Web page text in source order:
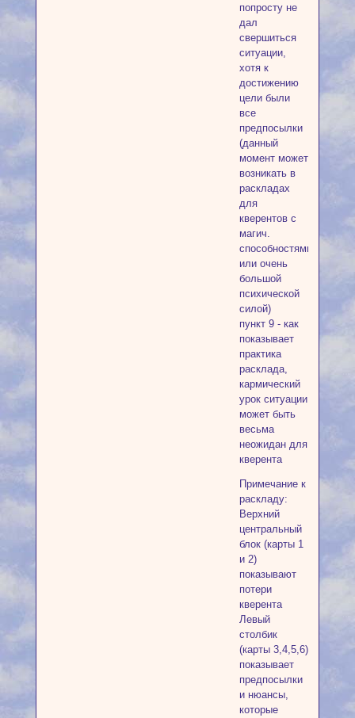
попросту не
дал
свершиться
ситуации,
хотя к
достижению
цели были
все
предпосылки
(данный
момент может
возникать в
раскладах
для
кверентов с
магич.
способностями
или очень
большой
психической
силой)
пункт 9 - как
показывает
практика
расклада,
кармический
урок ситуации
может быть
весьма
неожидан для
кверента
Примечание к
раскладу:
Верхний
центральный
блок (карты 1
и 2)
показывают
потери
кверента
Левый
столбик
(карты 3,4,5,6)
показывает
предпосылки
и нюансы,
которые